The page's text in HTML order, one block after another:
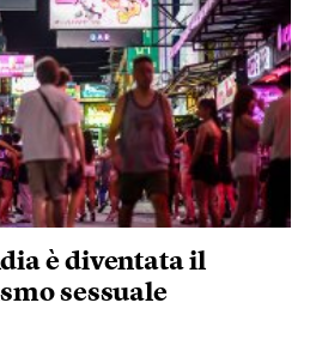
è diventata il
sessuale